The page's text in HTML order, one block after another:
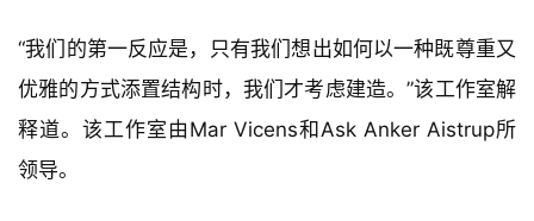
“我们的第一反应是，只有我们想出如何以一种既尊重又
优雅的方式添置结构时，我们才考虑建造。”该工作室解
释道。该工作室由Mar Vicens和Ask Anker Aistrup所
领导。